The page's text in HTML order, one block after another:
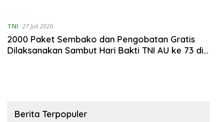
TNI 27 Juli 2020
2000 Paket Sembako dan Pengobatan Gratis
Dilaksanakan Sambut Hari Bakti TNI AU ke 73 di
Berita Terpopuler